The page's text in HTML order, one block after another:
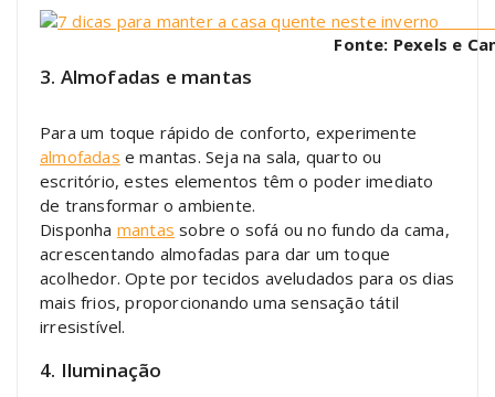
Fonte: Pexels e
3. Almofadas e mantas
Para um toque rápido de conforto, experimente
almofadas e mantas. Seja na sala, quarto ou
escritório, estes elementos têm o poder imediato
de transformar o ambiente.
Disponha mantas sobre o sofá ou no fundo da cama,
acrescentando almofadas para dar um toque
acolhedor. Opte por tecidos aveludados para os dias
mais frios, proporcionando uma sensação tátil
irresistível.
4. Iluminação